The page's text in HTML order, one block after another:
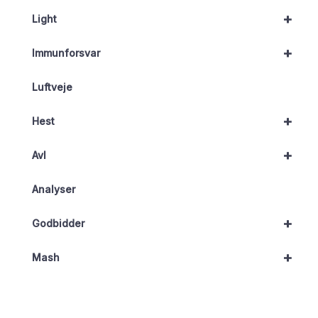
+
Light
+
Immunforsvar
Luftveje
+
Hest
+
Avl
Analyser
+
Godbidder
+
Mash